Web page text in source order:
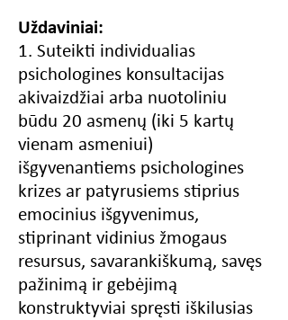
Uždaviniai:
1. Suteikti individualias
psichologines konsultacijas
akivaizdžiai arba nuotoliniu
būdu 20 asmenų (iki 5 kartų
vienam asmeniui)
išgyvenantiems psichologines
krizes ar patyrusiems stiprius
emocinius išgyvenimus,
stiprinant vidinius žmogaus
resursus, savarankiškumą, savęs
pažinimą ir gebėjimą
konstruktyviai spręsti iškilusias